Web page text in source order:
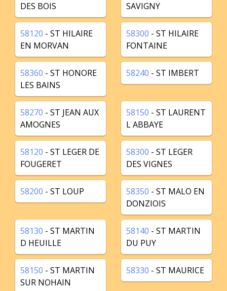
DES BOIS
SAVIGNY
58120 - ST HILAIRE
EN MORVAN
58300 - ST HILAIRE
FONTAINE
58360 - ST HONORE
LES BAINS
58240 - ST IMBERT
58270 - ST JEAN AUX
AMOGNES
58150 - ST LAURENT
L ABBAYE
58120 - ST LEGER DE
FOUGERET
58300 - ST LEGER
DES VIGNES
58200 - ST LOUP 58350 - ST MALO EN
DONZIOIS
58130 - ST MARTIN
D HEUILLE
58140 - ST MARTIN
DU PUY
58150 - ST MARTIN
SUR NOHAIN
58330 - ST MAURICE